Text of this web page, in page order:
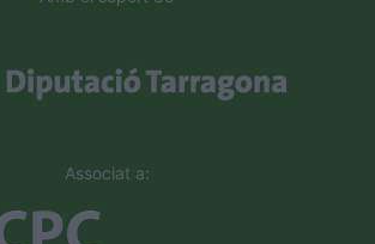
Associat a: